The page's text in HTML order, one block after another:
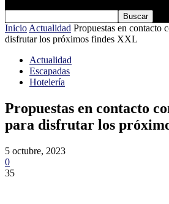
Inicio Actualidad Propuestas en contacto
disfrutar los próximos findes XXL
Actualidad
Escapadas
Hotelería
Propuestas en contacto
para disfrutar los
5 octubre, 2023
0
35